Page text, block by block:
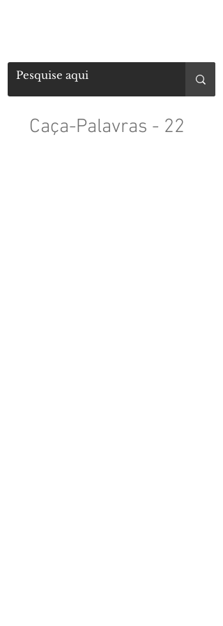
Caça-Palavras - 22